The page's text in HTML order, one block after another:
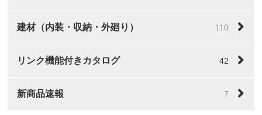
建材（内装・収納・外廻り） 110
リンク機能付きカタログ 42
新商品速報 7